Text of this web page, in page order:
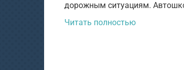
дорожным ситуациям.
Читать полностью